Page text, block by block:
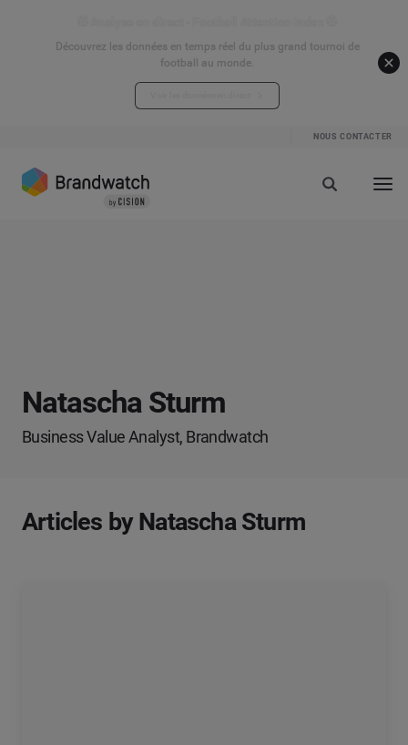
Découvrez les données en temps réel du plus grand tournoi de
football au monde.
NOUS CONTACTER
Natascha Sturm
Business Value Analyst, Brandwatch
Articles by Natascha Sturm